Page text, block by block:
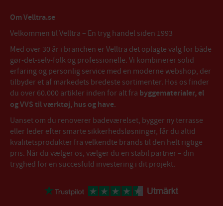
Om Velltra.se
Velkommen til Velltra – En tryg handel siden 1993
Med over 30 år i branchen er Velltra det oplagte valg for både
gør-det-selv-folk og professionelle. Vi kombinerer solid
erfaring og personlig service med en moderne webshop, der
tilbyder et af markedets bredeste sortimenter. Hos os finder
du over 60.000 artikler inden for alt fra byggematerialer, el
og VVS til værktøj, hus og have.
Uanset om du renoverer badeværelset, bygger ny terrasse
eller leder efter smarte sikkerhedsløsninger, får du altid
kvalitetsprodukter fra velkendte brands til den helt rigtige
pris. Når du vælger os, vælger du en stabil partner – din
tryghed for en succesfuld investering i dit projekt.